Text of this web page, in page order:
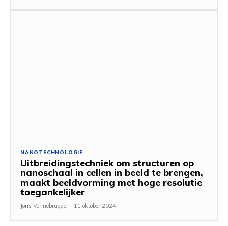
NANOTECHNOLOGIE
Uitbreidingstechniek om structuren op
nanoschaal in cellen in beeld te brengen,
maakt beeldvorming met hoge resolutie
toegankelijker
Joris Vennebrugge - 11 oktober 2024